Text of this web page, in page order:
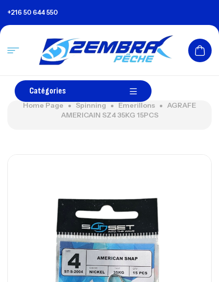
+216 50 644 550
Catégories
Home Page Spinning Emerillons
AGRAFE
AMERICAIN SZ4 35KG 15PCS